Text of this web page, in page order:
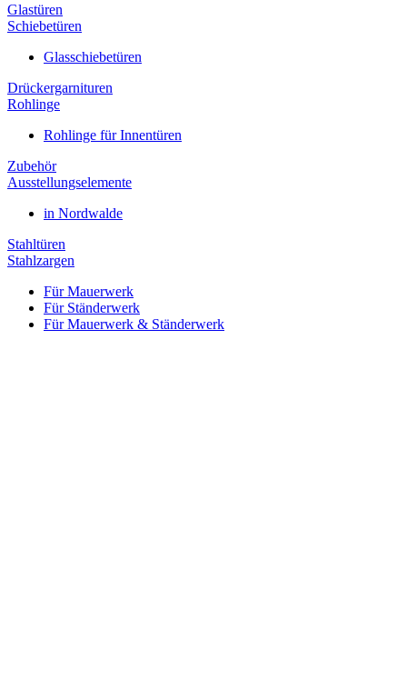
Glastüren
Schiebetüren
Glasschiebetüren
Drückergarnituren
Rohlinge
Rohlinge für Innentüren
Zubehör
Ausstellungselemente
in Nordwalde
Stahltüren
Stahlzargen
Für Mauerwerk
Für Ständerwerk
Für Mauerwerk & Ständerwerk